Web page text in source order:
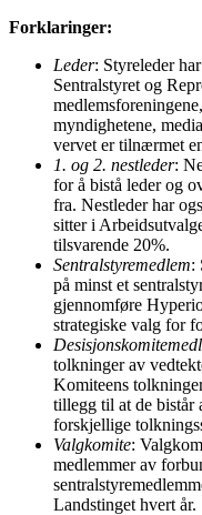
Forklaringer:
Leder: Styreleder
Sentralstyret og
myndighetene,
vervet er tilnærmet
1. og 2. nestleder:
for å bistå leder og
fra. Nestleder har
sitter i
tilsvarende 20%.
Sentralstyremedlem:
på minst et
gjennomføre
strategiske valg for
tolkninger av
Komiteens
tillegg til at de bistår
forskjellige
Valgkomite:
medlemmer av
Landstinget hvert år.